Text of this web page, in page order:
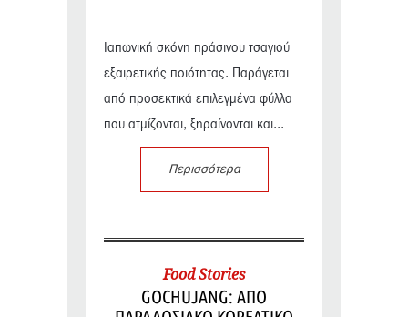
Ιαπωνική σκόνη πράσινου τσαγιού
εξαιρετικής ποιότητας. Παράγεται
από προσεκτικά επιλεγμένα φύλλα
που ατμίζονται, ξηραίνονται και...
Περισσότερα
Food Stories
GOCHUJANG: ΑΠΟ